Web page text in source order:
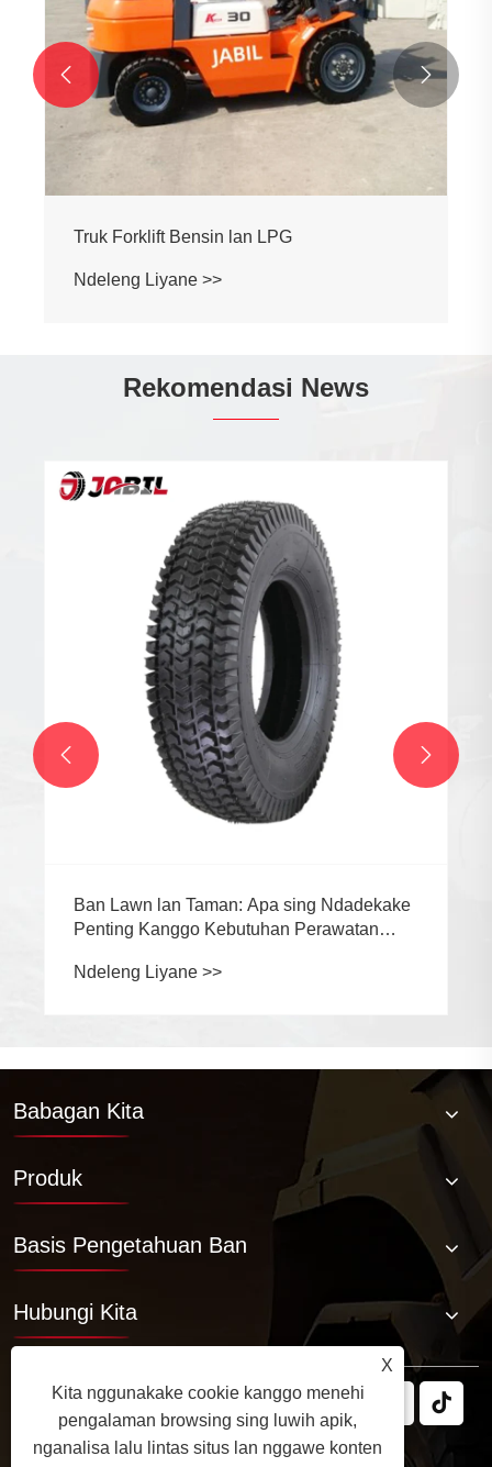
Truk Forklift Bensin lan LPG
Ndeleng Liyane >>
 
Rekomendasi News
Ban Lawn lan Taman: Apa sing Ndadekake
Penting Kanggo Kebutuhan Perawatan
Ndeleng Liyane >>
 
Babagan Kita
Produk
Basis Pengetahuan Ban
Hubungi Kita
X
Kita nggunakake cookie kanggo menehi
pengalaman browsing sing luwih apik,
nganalisa lalu lintas situs lan nggawe konten